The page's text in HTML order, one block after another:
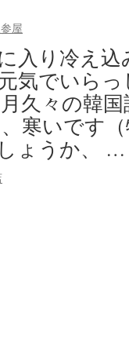
屋
入り冷え
気でいら
久々の韓
寒いです
ょうか、